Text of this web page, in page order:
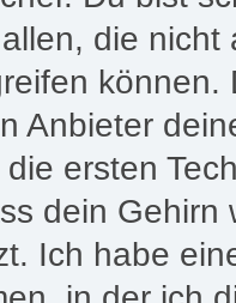
die nicht
können.
Anbieter
ersten
dein Gehirn
Ich habe